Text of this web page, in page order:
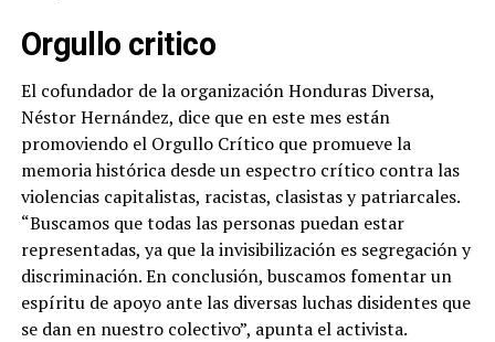
Orgullo critico
El cofundador de la organización Honduras Diversa,
Néstor Hernández, dice que en este mes están
promoviendo el Orgullo Crítico que promueve la
memoria histórica desde un espectro crítico contra las
violencias capitalistas, racistas, clasistas y patriarcales.
“Buscamos que todas las personas puedan estar
representadas, ya que la invisibilización es segregación y
discriminación. En conclusión, buscamos fomentar un
espíritu de apoyo ante las diversas luchas disidentes que
se dan en nuestro colectivo”, apunta el activista.